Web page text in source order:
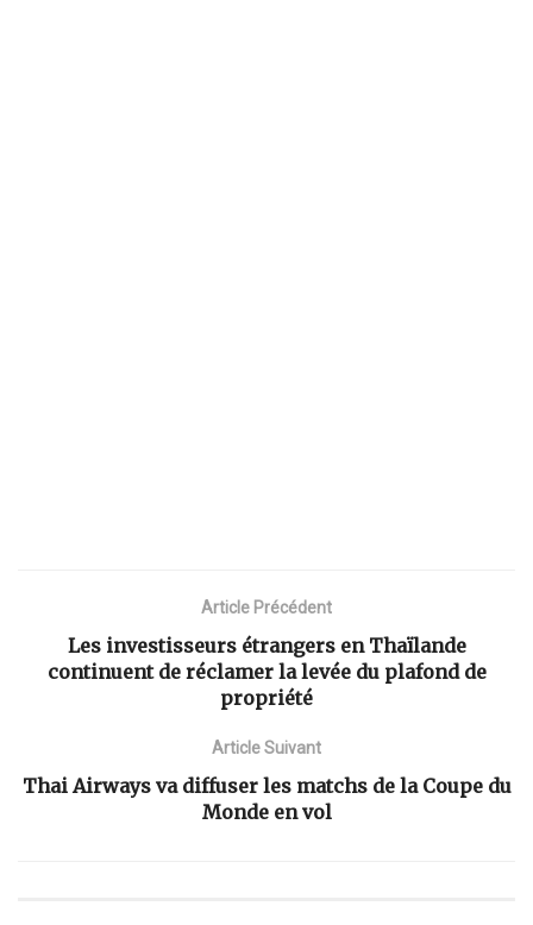
Article Précédent
Les investisseurs étrangers en Thaïlande
continuent de réclamer la levée du plafond de
propriété
Article Suivant
Thai Airways va diffuser les matchs de la Coupe du
Monde en vol